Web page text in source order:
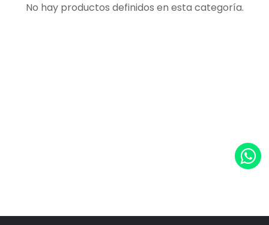
No hay productos definidos en esta categoría.